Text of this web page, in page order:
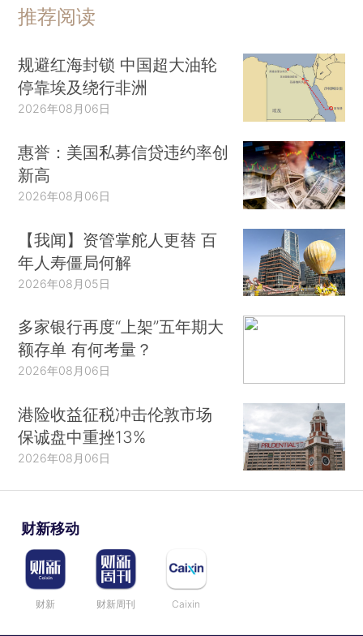
推荐阅读
规避红海封锁 中国超大油轮
停靠埃及绕行非洲
2026年08月06日
惠誉：美国私募信贷违约率创
新高
2026年08月06日
【我闻】资管掌舵人更替 百
年人寿僵局何解
2026年08月05日
多家银行再度“上架”五年期大
额存单 有何考量？
2026年08月06日
港险收益征税冲击伦敦市场
保诚盘中重挫13%
2026年08月06日
财新移动
财新 财新周刊 Caixin